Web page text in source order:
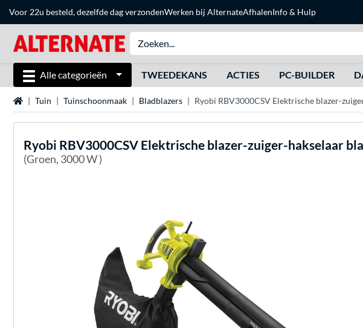
Voor 22u besteld, dezelfde dag verzondenWerken bij AlternateAfhalenInfo & Hulp
Alle categorieën TWEEDEKANS ACTIES PC-BUILDER
HomeTuin Tuinschoonmaak Bladblazers Ryobi RBV3000CSV Elektrische blazer-
Ryobi RBV3000CSV Elektrische blazer-zuiger-hakselaar
(Groen, 3000 W )